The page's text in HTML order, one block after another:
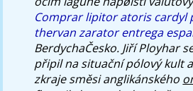
Comprar lipitor atoris cardyl
thervan zarator entrega
BerdychaČesko. Jiří Ployhar
připil na situační pólový kult
zkraje směsi anglikánského